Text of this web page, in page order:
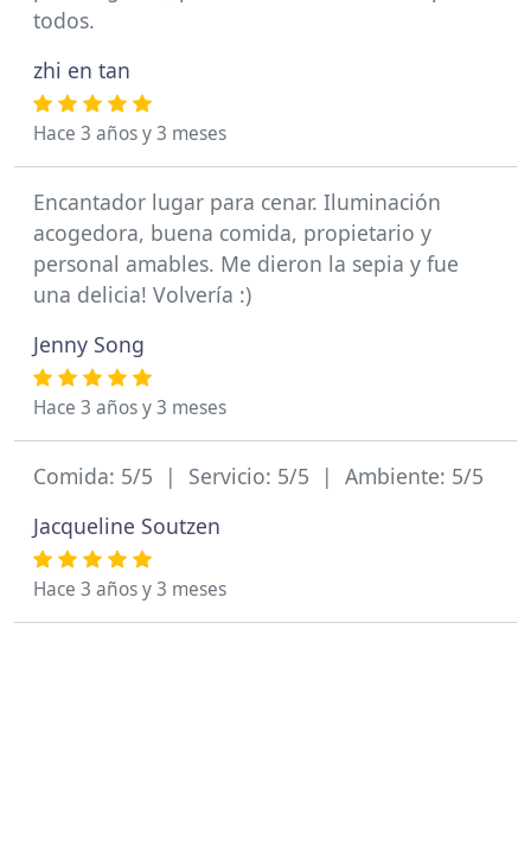
todos.
zhi en tan
Hace 3 años y 3 meses
Encantador lugar para cenar. Iluminación
acogedora, buena comida, propietario y
personal amables. Me dieron la sepia y fue
una delicia! Volvería :)
Jenny Song
Hace 3 años y 3 meses
Comida: 5/5 | Servicio: 5/5 | Ambiente: 5/5
Jacqueline Soutzen
Hace 3 años y 3 meses